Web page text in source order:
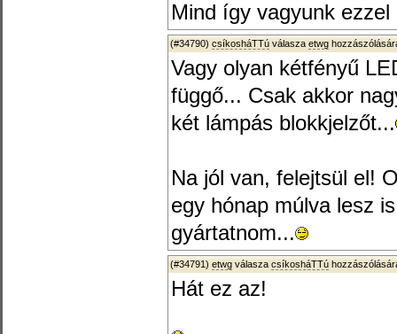
Mind így vagyunk
(#34790) csíkosháTTú válasza etwg
Vagy olyan kétfényű
függő... Csak akkor
két lámpás blokkjelzőt...
Na jól van, felejtsül el!
egy hónap múlva lesz
gyártatnom...
(#34791) etwg válasza csíkosháTTú
Hát ez az!